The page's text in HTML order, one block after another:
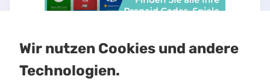
Wir nutzen Cookies und andere
Technologien.